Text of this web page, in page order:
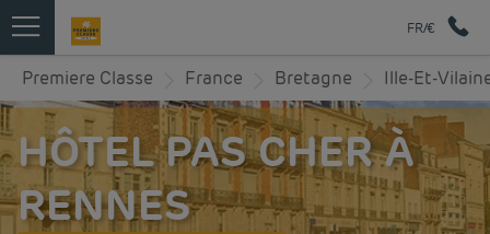
FR/€
Premiere Classe France Bretagne Ille-Et-
HÔTEL PAS CHER À
RENNES